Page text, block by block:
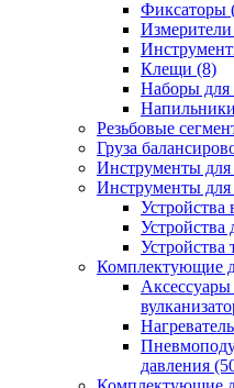
Фиксаторы
Измерители
Клещи (8)
Наборы
Напильники
Резьбовые
Груза
Инструменты
Инструменты
Устройства
Устройства
Комплектующие
давления